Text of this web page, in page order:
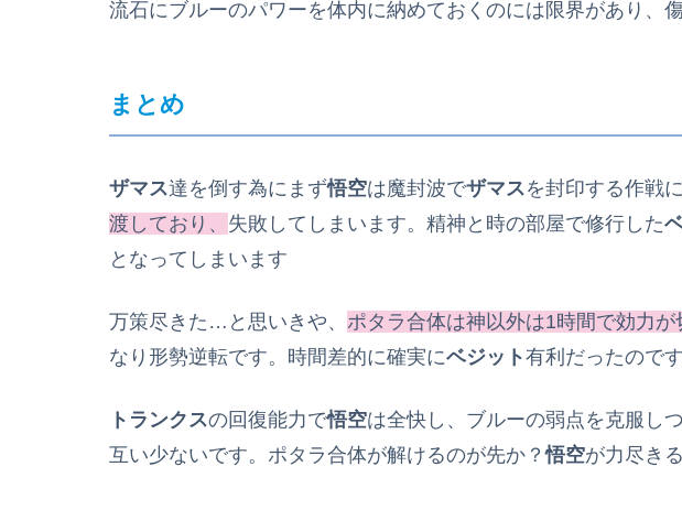
流石にブルーのパワーを体内に納めておくのには限界があり、
まとめ
ザマス達を倒す為にまず悟空は魔封波でザマスを封印する作戦
渡しており、 失敗してしまいます。精神と時の部屋で修行した
となってしまいます
万策尽きた…と思いきや、 ポタラ合体は神以外は1時間で効力が
なり形勢逆転です。時間差的に確実にベジット有利だったので
トランクスの回復能力で悟空は全快し、ブルーの弱点を克服し
互い少ないです。ポタラ合体が解けるのが先か？悟空が力尽き